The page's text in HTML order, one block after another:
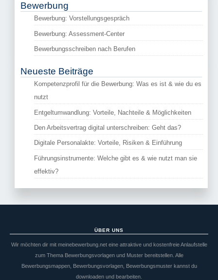
Bewerbung
Bewerbung: Vorstellungsgespräch
Bewerbung: Assessment-Center
Bewerbungsschreiben nach Berufen
Neueste Beiträge
Kompetenzprofil für die Bewerbung: Was es ist & wie du es
nutzt
Entgeltumwandlung: Vorteile, Nachteile & Möglichkeiten
Den Arbeitsvertrag digital unterschreiben: Geht das?
Digitale Personalakte: Vorteile, Risiken & Einführung
Führungsinstrumente: Welche gibt es & wie nutzt man sie
effektiv?
ÜBER UNS
Wir möchten dir mit meinebewerbung.net eine attraktive und kostenfreie Anlaufstelle
zum Thema Bewerbungsvorlagen und Muster bereitstellen. Alle
Bewerbungsmappen, Bewerbungsvorlagen, Bewerbungsmuster kannst du
downloaden und bearbeiten.